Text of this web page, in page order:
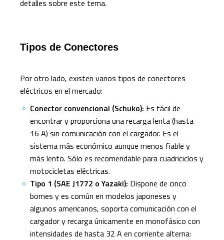
detalles sobre este tema.
Tipos de Conectores
Por otro lado, existen varios tipos de conectores
eléctricos en el mercado:
Conector convencional (Schuko): Es fácil de
encontrar y proporciona una recarga lenta (hasta
16 A) sin comunicación con el cargador. Es el
sistema más económico aunque menos fiable y
más lento. Sólo es recomendable para cuadriciclos y
motocicletas eléctricas.
Tipo 1 (SAE J1772 o Yazaki): Dispone de cinco
bornes y es común en modelos japoneses y
algunos americanos, soporta comunicación con el
cargador y recarga únicamente en monofásico con
intensidades de hasta 32 A en corriente alterna: